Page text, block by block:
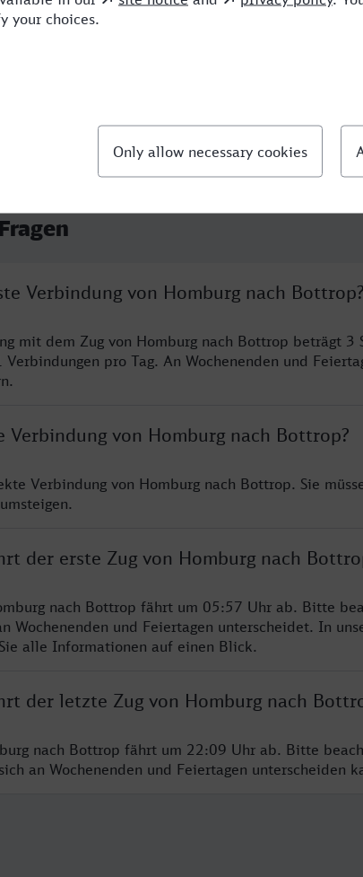
5:10 4
Verbindung von Homburg nach Bottrop?
mit dem Zug von Homburg nach Bottrop beträgt 3
pro Tag. An Wochenenden und
Verbindung von Homburg nach Bottrop?
Verbindung von Homburg nach Bottrop. Sie
der erste Zug von Homburg nach
nach Bottrop fährt um 05:57 Uhr ab. Bitte
Wochenenden und Feiertagen unterscheidet. In
alle Informationen auf einen Blick.
der letzte Zug von Homburg nach
nach Bottrop fährt um 22:09 Uhr ab. Bitte
an Wochenenden und Feiertagen unterscheiden